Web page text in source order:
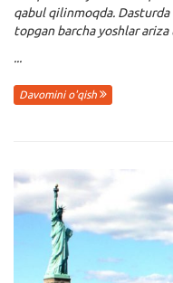
qabul qilinmoqda.
topgan barcha yoshlar
...
Davomini o'qish